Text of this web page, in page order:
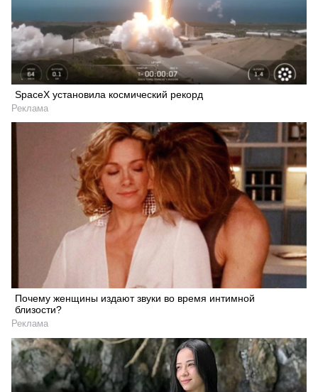
SpaceX установила космический рекорд
Реклама
Почему женщины издают звуки во время интимной
близости?
Реклама